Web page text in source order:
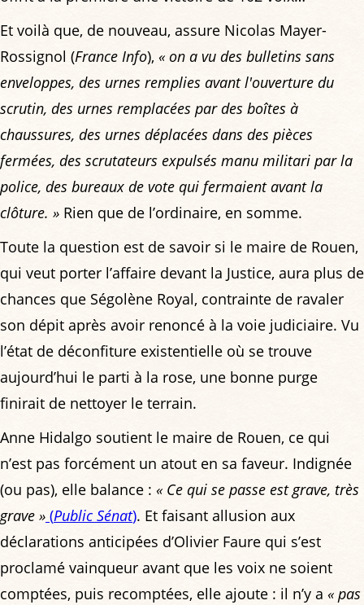
Et voilà que, de nouveau, assure Nicolas Mayer-
Rossignol (France Info), « on a vu des bulletins sans
enveloppes, des urnes remplies avant l'ouverture du
scrutin, des urnes remplacées par des boîtes à
chaussures, des urnes déplacées dans des pièces
fermées, des scrutateurs expulsés manu militari par la
police, des bureaux de vote qui fermaient avant la
clôture. » Rien que de l’ordinaire, en somme.
Toute la question est de savoir si le maire de Rouen,
qui veut porter l’affaire devant la Justice, aura plus de
chances que Ségolène Royal, contrainte de ravaler
son dépit après avoir renoncé à la voie judiciaire. Vu
l’état de déconfiture existentielle où se trouve
aujourd’hui le parti à la rose, une bonne purge
finirait de nettoyer le terrain.
Anne Hidalgo soutient le maire de Rouen, ce qui
n’est pas forcément un atout en sa faveur. Indignée
(ou pas), elle balance : « Ce qui se passe est grave, très
grave » (Public Sénat). Et faisant allusion aux
déclarations anticipées d’Olivier Faure qui s’est
proclamé vainqueur avant que les voix ne soient
comptées, puis recomptées, elle ajoute : il n’y a « pas